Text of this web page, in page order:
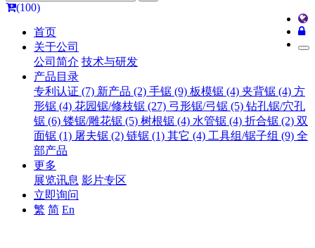
(100)
首页
关于公司
公司简介 技术与研发
产品目录
专利认证 (7) 新产品 (2) 手锯 (9) 板模锯 (4) 夹背锯 (4) 方
形锯 (4) 花园锯/修枝锯 (27) 弓形锯/弓锯 (5) 钻孔锯/穴孔
锯 (6) 镂锯/雕花锯 (5) 树根锯 (4) 水管锯 (4) 折合锯 (2) 双
面锯 (1) 屠夫锯 (2) 链锯 (1) 其它 (4) 工具组/锯子组 (9) 全
部产品
更多
展览讯息 影片专区
立即询问
繁 简 En